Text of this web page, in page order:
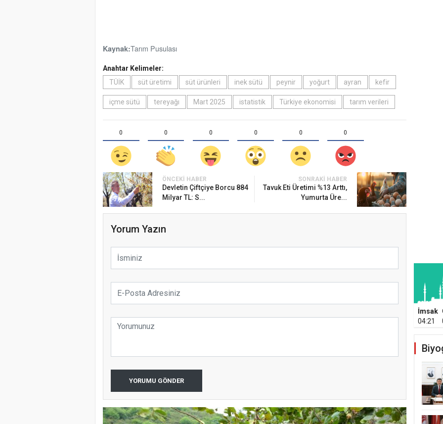
Kaynak:Tarım Pusulası
Anahtar Kelimeler:
TÜİK
süt üretimi süt ürünleri inek sütü peynir yoğurt ayran kefir
içme sütü tereyağı Mart 2025 istatistik Türkiye ekonomisi tarım verileri
0 0 0 0 0 0
ÖNCEKI HABER
Devletin Çiftçiye Borcu 884
Milyar TL: S...
SONRAKI HABER
Tavuk Eti Üretimi %13 Arttı,
Yumurta Üre...
Yorum Yazın
YORUMU GÖNDER
İmsak
04:21